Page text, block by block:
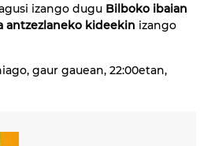
izango dugu Bilboko ibaian
antzezlaneko kideekin izango
gaur gauean, 22:00etan,